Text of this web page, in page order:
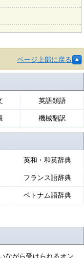
ページ上部に戻る
英語類語
機械翻訳
英和・和英辞典
フランス語辞典
ベトナム語辞典
ながら受けられるオン